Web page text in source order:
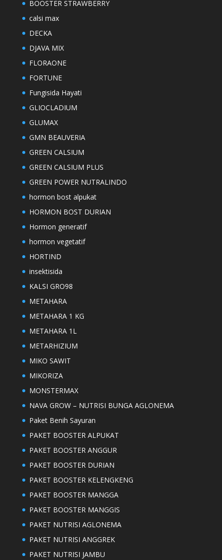
BOOSTER STRAWBERRY
calsi max
DECKA
DJAVA MIX
FLORAONE
FORTUNE
Fungisida Hayati
GLIOCLADIUM
GLUMAX
GMN BEAUVERIA
GREEN CALSIUM
GREEN CALSIUM PLUS
GREEN POWER NUTRALINDO
hormon bost alpukat
HORMON BOST DURIAN
Hormon generatif
hormon vegetatif
HORTIND
insektisida
KALSI GRO98
METAHARA
METAHARA 1 KG
METAHARA 1L
METARHIZIUM
MIKO SAWIT
MIKORIZA
MONSTERMAX
NAVA GROW – NUTRISI BUNGA AGLONEMA
Paket Benih Sayuran
PAKET BOOSTER ALPUKAT
PAKET BOOSTER ANGGUR
PAKET BOOSTER DURIAN
PAKET BOOSTER KELENGKENG
PAKET BOOSTER MANGGA
PAKET BOOSTER MANGGIS
PAKET NUTRISI AGLONEMA
PAKET NUTRISI ANGGREK
PAKET NUTRISI JAMBU